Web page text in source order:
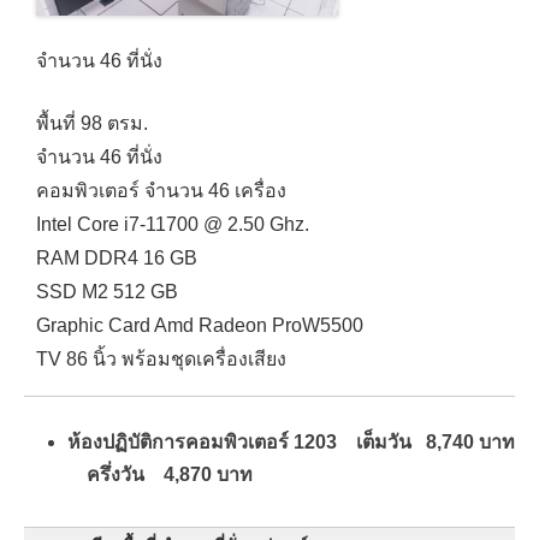
จำนวน 46 ที่นั่ง
พื้นที่ 98 ตรม.
จำนวน 46 ที่นั่ง
คอมพิวเตอร์ จำนวน 46 เครื่อง
Intel Core i7-11700 @ 2.50 Ghz.
RAM DDR4 16 GB
SSD M2 512 GB
Graphic Card Amd Radeon ProW5500
TV 86 นิ้ว พร้อมชุดเครื่องเสียง
ห้องปฏิบัติการคอมพิวเตอร์ 1203 เต็มวัน 8,740 บาท
ครึ่งวัน 4,870 บาท